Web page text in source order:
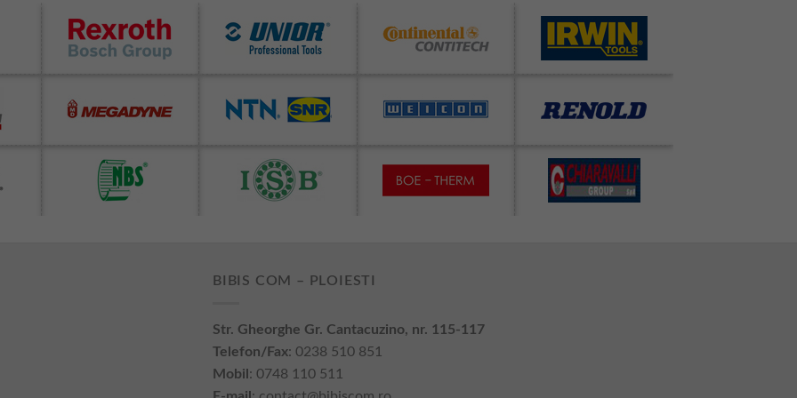
BIBIS COM – PLOIESTI
Str. Gheorghe Gr. Cantacuzino, nr. 115-117
Telefon/Fax: 0238 510 851
Mobil : 0748 110 511